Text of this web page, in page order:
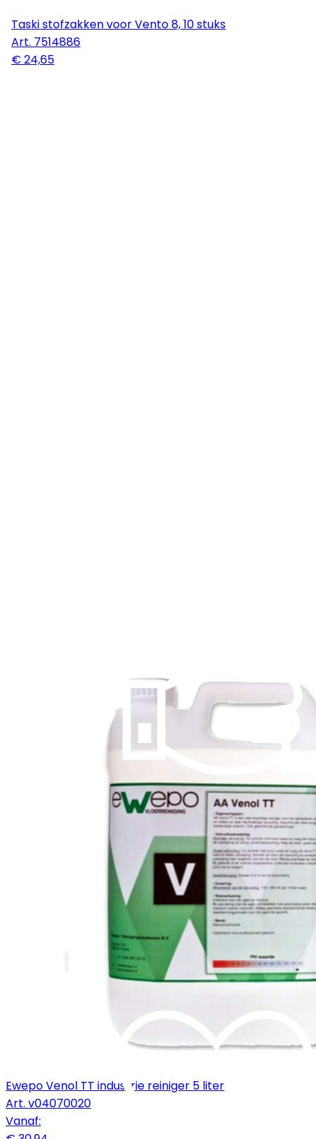
Taski stofzakken voor Vento 8, 10 stuks
Art. 7514886
€ 24,65
Ewepo Venol TT industrie reiniger 5 liter
Art. v04070020
Vanaf: